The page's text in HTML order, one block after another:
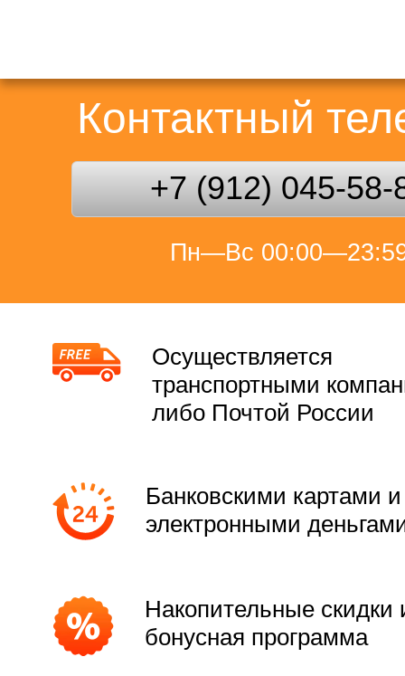
Контактный
+7 (912) 045-58-
Пн—Вс
Осуществляется
транспортными
либо Почтой России
Банковскими картами и
электронными
Накопительные скидки
бонусная программа